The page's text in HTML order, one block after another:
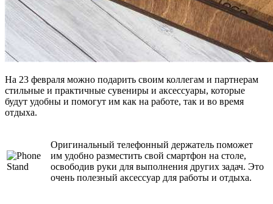
На 23 февраля можно подарить своим коллегам и партнерам
стильные и практичные сувениры и аксессуары, которые
будут удобны и помогут им как на работе, так и во время
отдыха.
Оригинальный телефонный держатель поможет
им удобно разместить свой смартфон на столе,
освободив руки для выполнения других задач. Это
очень полезный аксессуар для работы и отдыха.